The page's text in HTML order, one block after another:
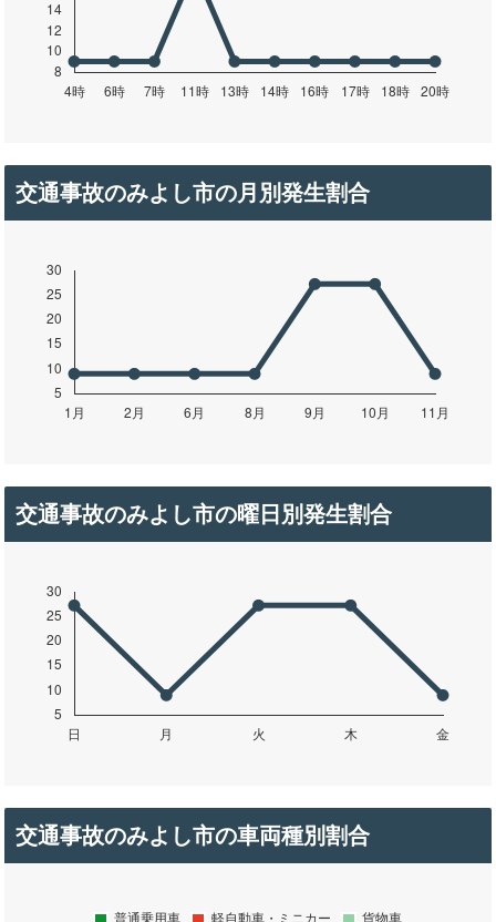
交通事故のみよし市の月別発生割合
交通事故のみよし市の曜日別発生割合
交通事故のみよし市の車両種別割合